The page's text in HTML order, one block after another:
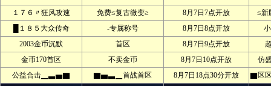
１７６〃狂风攻速 免费≤复古微变≥ 8月7日7点开放
≤新
█１８５大众传奇
-专属称号 8月7日8点开放
2003金币沉默
首区 8月7日9点开放
金币170首区
不卖金币 8月7日10点开放
仿
公益合击▁▃▅▇
▇▅▃▁首战首区 8月7日18点30分开放
▇区